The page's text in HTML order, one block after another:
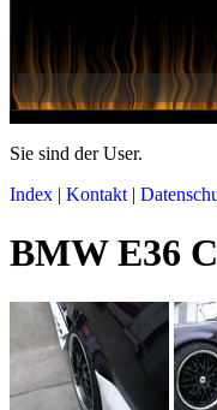
Sie sind derUser.
Index | Kontakt |
BMW E36